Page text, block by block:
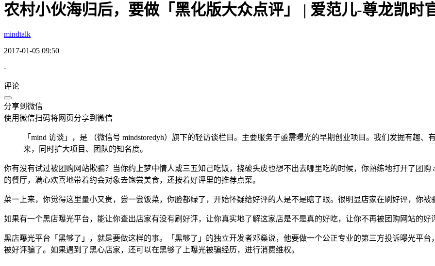
农村小伙海归后，要做「黑化版大众点评」 | 爱范儿-尊龙凯时
mindtalk
2017-01-05 09:50
-
评论
分享到微信
使用微信扫码将网页分享到微信
「mind 访谈」，是 （微信号 mindstoredyh）旗下的轻访谈栏目。主要服务于亟需曝光的早期创业项目。我们发掘有趣
来，同时扩大项目、团队的知名度。
你有没有试过被团购网站欺骗？当你约上梦中情人或三五知己吃饭，挠破头皮也想不出去哪里吃的时候，你熟练地打开了团
的餐厅，满心欢喜地带着约会对象去饱尝美食，还按着好评里的推荐点菜。
菜一上来，你觉得这里量小又贵，尝一尝饭菜，你脸都绿了，开始怀疑给好评的人是不是瞎了眼。很明显店家在刷好评，你被
如果有一个黑店曝光平台，能让你查出店家有没有刷好评，让你真实地了解这家店是不是真的好吃，让你不再被团购网站的
黑店曝光平台「黑够了」，就是要做这样的事。「黑够了」的独立开发者邓燊说，他要做一个公正专业的第三方投诉曝光平
被好评骗了。如果遇到了黑心店家，还可以在黑够了上曝光被骗经历，进行消费维权。